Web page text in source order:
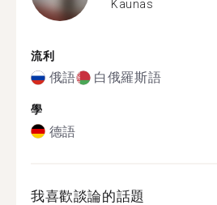
Kaunas
流利
俄語 白俄羅斯語
學
德語
我喜歡談論的話題